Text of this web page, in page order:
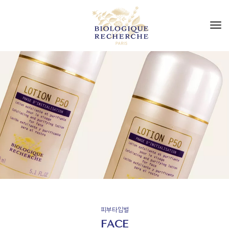
피부타입별
FACE